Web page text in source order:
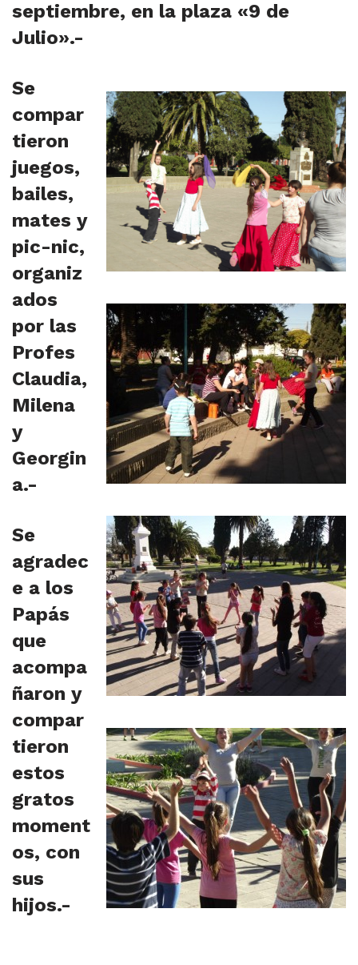
septiembre, en la plaza «9 de
Julio».-
Se
compar
tieron
juegos,
bailes,
mates y
pic-nic,
organiz
ados
por las
Profes
Claudia,
Milena
y
Georgin
a.-
Se
agradec
e a los
Papás
que
acompa
ñaron y
compar
tieron
estos
gratos
moment
os, con
sus
hijos.-